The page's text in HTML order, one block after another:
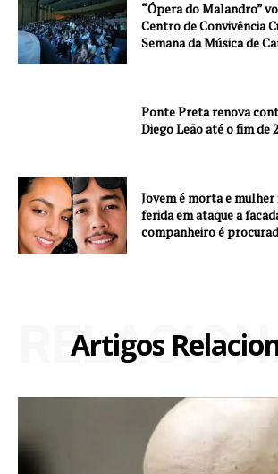
“Ópera do Malandro”
Centro de Convivência
Semana da Música de
Ponte Preta renova
Diego Leão até o fim de
Jovem é morta e
ferida em ataque a
companheiro é
Artigos